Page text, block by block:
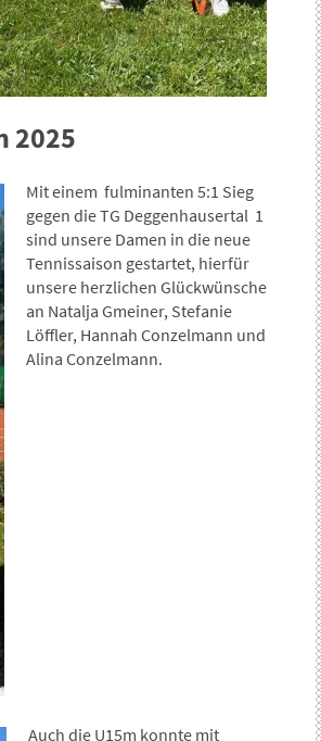
2025
Mit einem fulminanten 5:1 Sieg
gegen die TG Deggenhausertal 1
sind unsere Damen in die neue
Tennissaison gestartet, hierfür
unsere herzlichen Glückwünsche
an Natalja Gmeiner, Stefanie
Löffler, Hannah Conzelmann und
Alina Conzelmann.
Auch die U15m konnte mit